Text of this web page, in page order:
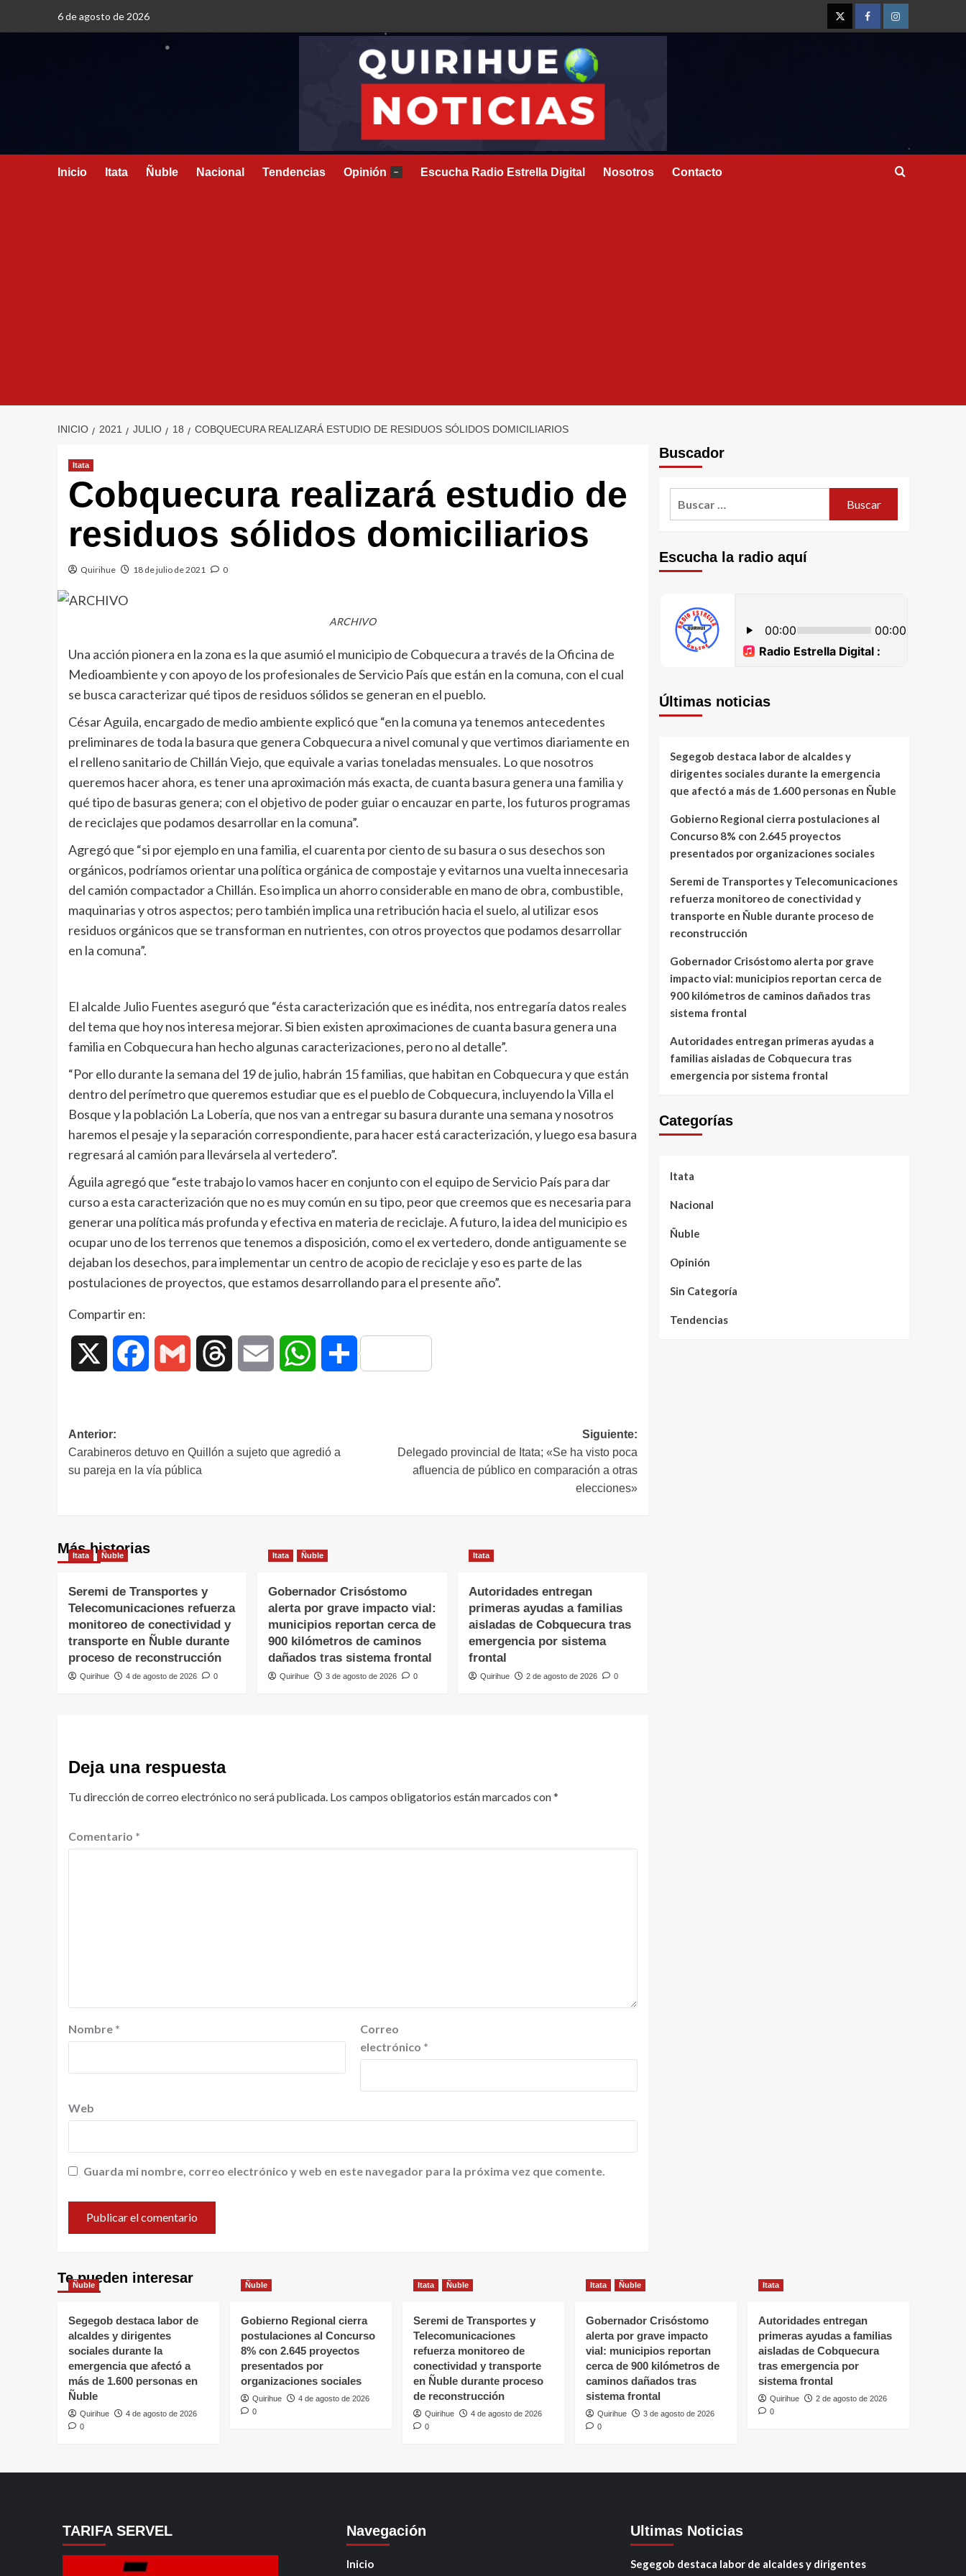
6 de agosto de 2026
Inicio Itata Ñuble Nacional Tendencias Opinión – Escucha Radio Estrella Digital Nosotros Contacto
INICIO 2021 JULIO 18 COBQUECURA REALIZARÁ ESTUDIO DE RESIDUOS SÓLIDOS DOMICILIARIOS
Itata
Cobquecura realizará estudio de
residuos sólidos domiciliarios
Quirihue 18 de julio de 2021 0
ARCHIVO
Una acción pionera en la zona es la que asumió el municipio de Cobquecura a través de la Oficina de
Medioambiente y con apoyo de los profesionales de Servicio País que están en la comuna, con el cual
se busca caracterizar qué tipos de residuos sólidos se generan en el pueblo.
César Aguila, encargado de medio ambiente explicó que “en la comuna ya tenemos antecedentes
preliminares de toda la basura que genera Cobquecura a nivel comunal y que vertimos diariamente en
el relleno sanitario de Chillán Viejo, que equivale a varias toneladas mensuales. Lo que nosotros
queremos hacer ahora, es tener una aproximación más exacta, de cuanta basura genera una familia y
qué tipo de basuras genera; con el objetivo de poder guiar o encauzar en parte, los futuros programas
de reciclajes que podamos desarrollar en la comuna”.
Agregó que “si por ejemplo en una familia, el cuarenta por ciento de su basura o sus desechos son
orgánicos, podríamos orientar una política orgánica de compostaje y evitarnos una vuelta innecesaria
del camión compactador a Chillán. Eso implica un ahorro considerable en mano de obra, combustible,
maquinarias y otros aspectos; pero también implica una retribución hacia el suelo, al utilizar esos
residuos orgánicos que se transforman en nutrientes, con otros proyectos que podamos desarrollar
en la comuna”.
El alcalde Julio Fuentes aseguró que “ésta caracterización que es inédita, nos entregaría datos reales
del tema que hoy nos interesa mejorar. Si bien existen aproximaciones de cuanta basura genera una
familia en Cobquecura han hecho algunas caracterizaciones, pero no al detalle”.
“Por ello durante la semana del 19 de julio, habrán 15 familias, que habitan en Cobquecura y que están
dentro del perímetro que queremos estudiar que es el pueblo de Cobquecura, incluyendo la Villa el
Bosque y la población La Lobería, que nos van a entregar su basura durante una semana y nosotros
haremos el pesaje y la separación correspondiente, para hacer está caracterización, y luego esa basura
regresará al camión para llevársela al vertedero”.
Águila agregó que “este trabajo lo vamos hacer en conjunto con el equipo de Servicio País para dar
curso a esta caracterización que no es muy común en su tipo, peor que creemos que es necesaria para
generar una política más profunda y efectiva en materia de reciclaje. A futuro, la idea del municipio es
ocupar uno de los terrenos que tenemos a disposición, como el ex vertedero, donde antiguamente se
dejaban los desechos, para implementar un centro de acopio de reciclaje y eso es parte de las
postulaciones de proyectos, que estamos desarrollando para el presente año”.
Compartir en:
Facebook Gmail Threads Email WhatsAppCompartir
Anterior:
Carabineros detuvo en Quillón a sujeto que agredió a
su pareja en la vía pública
Siguiente:
Delegado provincial de Itata; «Se ha visto poca
afluencia de público en comparación a otras
elecciones»
Más historias
Itata Ñuble
Seremi de Transportes y
Telecomunicaciones refuerza
monitoreo de conectividad y
transporte en Ñuble durante
proceso de reconstrucción
Quirihue 4 de agosto de 2026 0
Itata Ñuble
Gobernador Crisóstomo
alerta por grave impacto vial:
municipios reportan cerca de
900 kilómetros de caminos
dañados tras sistema frontal
Quirihue 3 de agosto de 2026 0
Itata
Autoridades entregan
primeras ayudas a familias
aisladas de Cobquecura tras
emergencia por sistema
frontal
Quirihue 2 de agosto de 2026 0
Deja una respuesta
Tu dirección de correo electrónico no será publicada. Los campos obligatorios están marcados con*
Comentario *
Nombre *
Correo
electrónico *
Web
Guarda mi nombre, correo electrónico y web en este navegador para la próxima vez que comente.
Buscador
Escucha la radio aquí
Últimas noticias
Segegob destaca labor de alcaldes y
dirigentes sociales durante la emergencia
que afectó a más de 1.600 personas en Ñuble
Gobierno Regional cierra postulaciones al
Concurso 8% con 2.645 proyectos
presentados por organizaciones sociales
Seremi de Transportes y Telecomunicaciones
refuerza monitoreo de conectividad y
transporte en Ñuble durante proceso de
reconstrucción
Gobernador Crisóstomo alerta por grave
impacto vial: municipios reportan cerca de
900 kilómetros de caminos dañados tras
sistema frontal
Autoridades entregan primeras ayudas a
familias aisladas de Cobquecura tras
emergencia por sistema frontal
Categorías
Itata
Nacional
Ñuble
Opinión
Sin Categoría
Tendencias
Te pueden interesar
Ñuble
Segegob destaca labor de
alcaldes y dirigentes
sociales durante la
emergencia que afectó a
más de 1.600 personas en
Ñuble
Quirihue
4 de agosto de 2026
0
Ñuble
Gobierno Regional cierra
postulaciones al Concurso
8% con 2.645 proyectos
presentados por
organizaciones sociales
Quirihue
4 de agosto de 2026
0
Itata Ñuble
Seremi de Transportes y
Telecomunicaciones
refuerza monitoreo de
conectividad y transporte
en Ñuble durante proceso
de reconstrucción
Quirihue
4 de agosto de 2026
0
Itata Ñuble
Gobernador Crisóstomo
alerta por grave impacto
vial: municipios reportan
cerca de 900 kilómetros de
caminos dañados tras
sistema frontal
Quirihue
3 de agosto de 2026
0
Itata
Autoridades entregan
primeras ayudas a familias
aisladas de Cobquecura
tras emergencia por
sistema frontal
Quirihue
2 de agosto de 2026
0
TARIFA SERVEL Navegación
Inicio
Ultimas Noticias
Segegob destaca labor de alcaldes y dirigentes